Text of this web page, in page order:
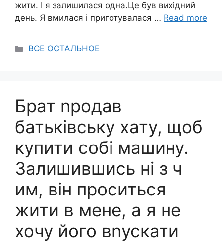
жити. І я залишилася одна.Це був вихідний
день. Я вмилася і приготувалася … Read more
Categories
ВСЕ ОСТАЛЬНОЕ
Брат nродав
батьківську хату, щоб
купити собі машину.
Залишившись ні з ч
им, він проситься
жити в мене, а я не
хочу його вnускати